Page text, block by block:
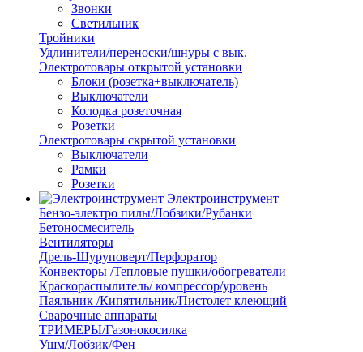
Звонки
Светильник
Тройники
Удлинители/переноски/шнуры с вык.
Электротовары открытой установки
Блоки (розетка+выключатель)
Выключатели
Колодка розеточная
Розетки
Электротовары скрытой установки
Выключатели
Рамки
Розетки
Электроинструмент
Бензо-электро пилы/Лобзики/Рубанки
Бетоносмеситель
Вентиляторы
Дрель-Шуруповерт/Перфоратор
Конвекторы /Тепловые пушки/обогреватели
Краскораспылитель/ компрессор/уровень
Паяльник /Кипятильник/Пистолет клеющий
Сварочные аппараты
ТРИМЕРЫ/Газонокосилка
Ушм/Лобзик/Фен